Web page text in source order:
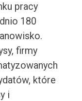
pracy
180
firmy
które
i